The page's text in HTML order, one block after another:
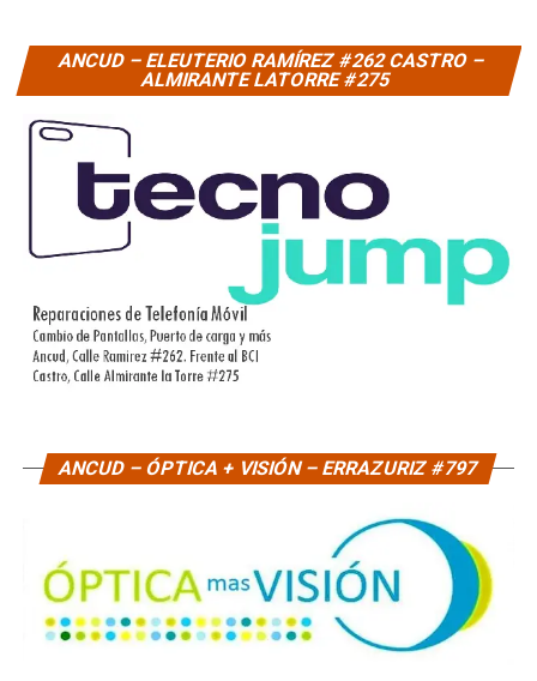
ANCUD – ELEUTERIO RAMÍREZ #262 CASTRO –
ALMIRANTE LATORRE #275
ANCUD – ÓPTICA + VISIÓN – ERRAZURIZ #797